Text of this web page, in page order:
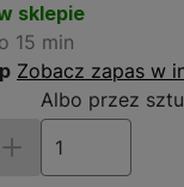
sklepie
15 min
Zobacz zapas w
Albo przez